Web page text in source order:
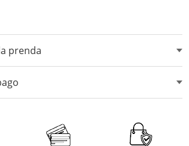
prenda
secadora.
de crédito, débito, transferencias